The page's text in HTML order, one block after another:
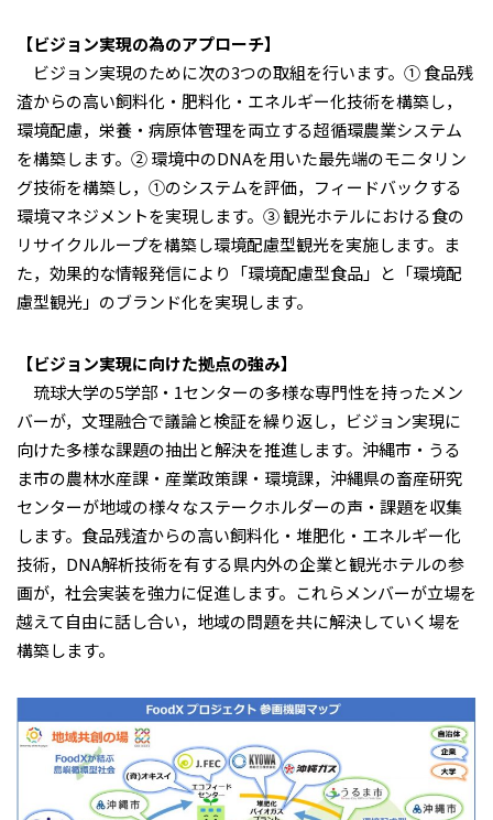
【ビジョン実現の為のアプローチ】
ビジョン実現のために次の3つの取組を行います。① 食品残
渣からの高い飼料化・肥料化・エネルギー化技術を構築し，
環境配慮，栄養・病原体管理を両立する超循環農業システム
を構築します。② 環境中のDNAを用いた最先端のモニタリン
グ技術を構築し，①のシステムを評価，フィードバックする
環境マネジメントを実現します。③ 観光ホテルにおける食の
リサイクルループを構築し環境配慮型観光を実施します。ま
た，効果的な情報発信により「環境配慮型食品」と「環境配
慮型観光」のブランド化を実現します。
【ビジョン実現に向けた拠点の強み】
琉球大学の5学部・1センターの多様な専門性を持ったメン
バーが，文理融合で議論と検証を繰り返し，ビジョン実現に
向けた多様な課題の抽出と解決を推進します。沖縄市・うる
ま市の農林水産課・産業政策課・環境課，沖縄県の畜産研究
センターが地域の様々なステークホルダーの声・課題を収集
します。食品残渣からの高い飼料化・堆肥化・エネルギー化
技術，DNA解析技術を有する県内外の企業と観光ホテルの参
画が，社会実装を強力に促進します。これらメンバーが立場を
越えて自由に話し合い，地域の問題を共に解決していく場を
構築します。